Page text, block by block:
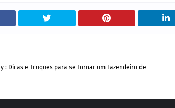
: Dicas e Truques para se Tornar um Fazendeiro de